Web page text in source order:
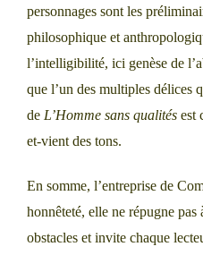
personnages sont les
philosophique et
l’intelligibilité, ici genèse de
que l’un des multiples délices
de L’Homme sans qualités est
et-vient des tons.
En somme, l’entreprise de
honnêteté, elle ne répugne
obstacles et invite chaque